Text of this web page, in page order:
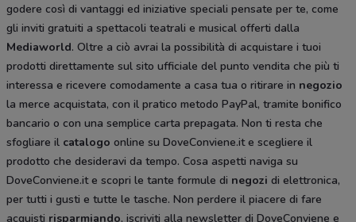
godere così di vantaggi ed iniziative speciali pensate per te, come
gli inviti gratuiti a spettacoli teatrali e musical offerti dalla
Mediaworld. Oltre a ciò avrai la possibilità di acquistare i tuoi
prodotti direttamente sul sito ufficiale del punto vendita che più ti
interessa e ricevere comodamente a casa tua o ritirare in negozio
la merce acquistata, con il pratico metodo PayPal, tramite bonifico
bancario o con una semplice carta prepagata. Non ti resta che
sfogliare il catalogo online su DoveConviene.it e scegliere il
prodotto che desideravi da tempo. Cosa aspetti naviga su
DoveConviene.it e scopri le tante formule di negozi di elettronica,
per tutti i gusti e tutte le tasche. Non perdere il piacere di fare
acquisti risparmiando, iscriviti alla newsletter di DoveConviene e